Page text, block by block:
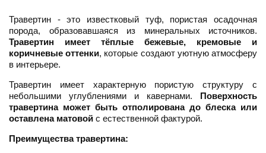
Травертин - это известковый туф, пористая осадочная
порода, образовавшаяся из минеральных источников.
Травертин имеет тёплые бежевые, кремовые и
коричневые оттенки, которые создают уютную атмосферу
в интерьере.
Травертин имеет характерную пористую структуру с
небольшими углублениями и кавернами. Поверхность
травертина может быть отполирована до блеска или
оставлена матовой с естественной фактурой.
Преимущества травертина: